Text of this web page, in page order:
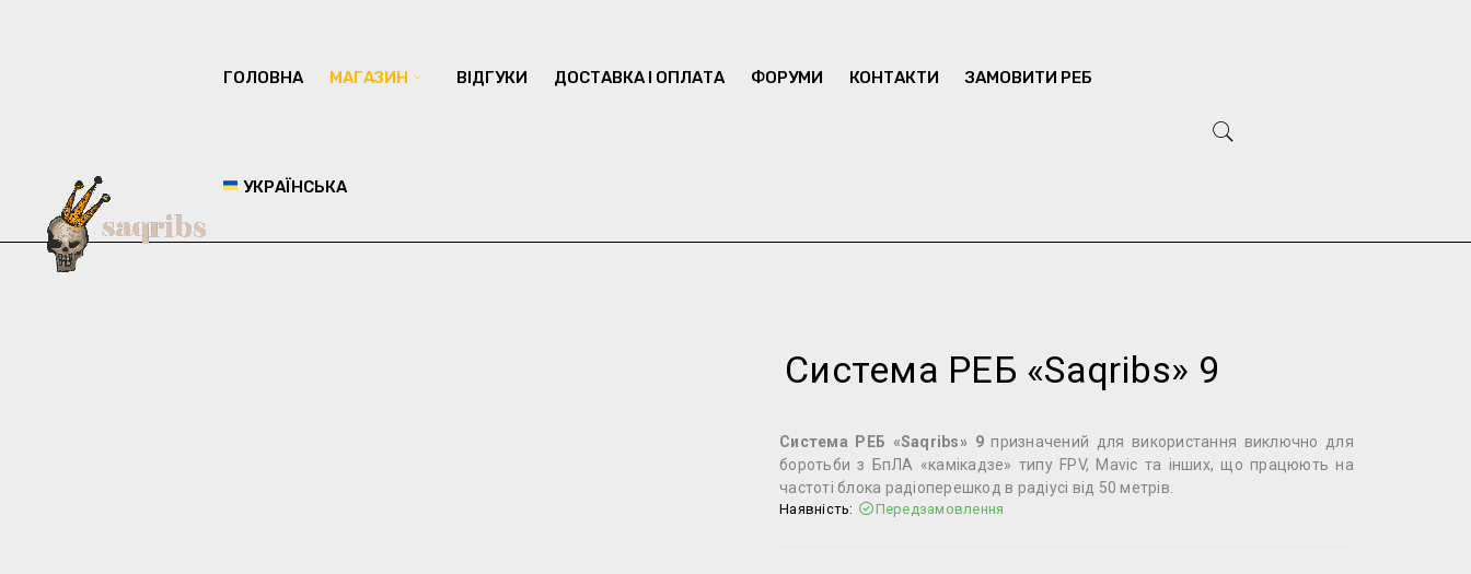
ГОЛОВНА МАГАЗИН ВІДГУКИ ДОСТАВКА І ОПЛАТА ФОРУМИ КОНТАКТИ ЗАМОВИТИ РЕБ
УКРАЇНСЬКА
Система РЕБ «Saqribs» 9
Система РЕБ «Saqribs» 9призначений для використання виключно для
боротьби з БпЛА «камікадзе» типу FPV, Mavic та інших, що працюють на
частоті блока радіоперешкод в радіусі від 50 метрів.
Наявність: Передзамовлення